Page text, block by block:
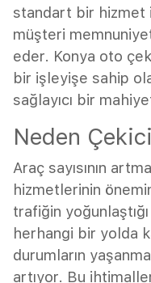
standart bir hizmet
müşteri
eder. Konya oto
bir işleyişe sahip
sağlayıcı bir
Neden
Araç sayısının
hizmetlerinin
trafiğin
herhangi bir yolda
durumların
artıyor. Bu